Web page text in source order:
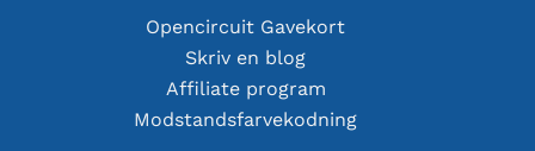
Opencircuit Gavekort
Skriv en blog
Affiliate program
Modstandsfarvekodning